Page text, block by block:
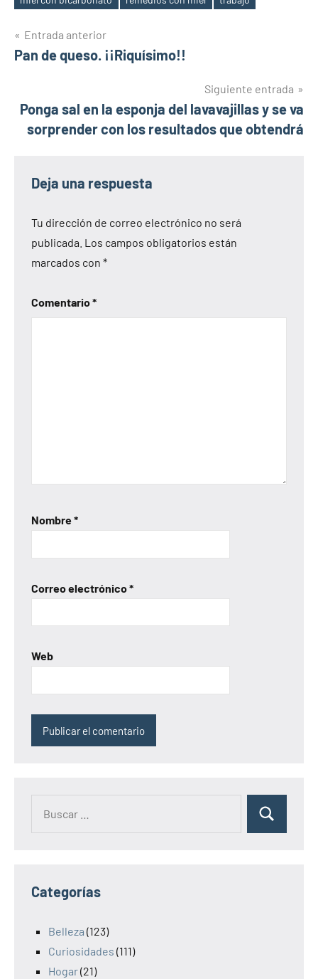
Etiquetas
Navegación
de
Entrada anterior
Pan de queso. ¡¡Riquísimo!!
Siguiente entrada
Ponga sal en la esponja del lavavajillas y se va
sorprender con los resultados que obtendrá
Deja una respuesta
Tu dirección de correo electrónico no será
publicada. Los campos obligatorios están
marcados con *
Comentario*
Nombre*
Correo electrónico*
Web
Categorías
Belleza (123)
Curiosidades (111)
Hogar(21)